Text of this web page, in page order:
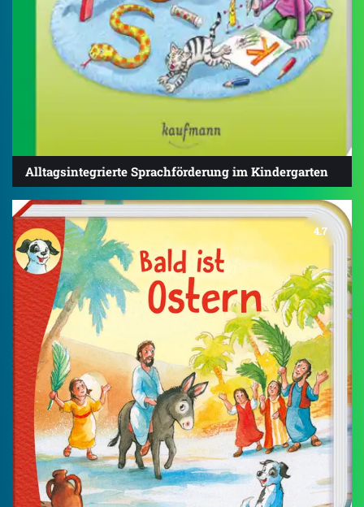
Alltagsintegrierte Sprachförderung im Kindergarten
4.7